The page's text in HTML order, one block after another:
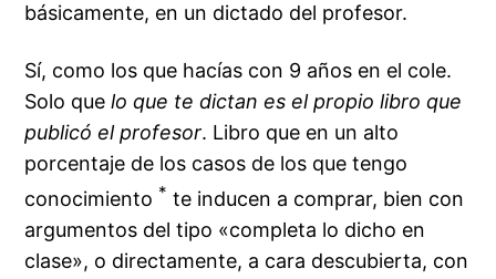
básicamente, en un dictado del profesor.
Sí, como los que hacías con 9 años en el cole.
Solo quelo que te dictan es el propio libro que
publicó el profesor. Libro que en un alto
porcentaje de los casos de los que tengo
conocimiento * te inducen a comprar, bien con
argumentos del tipo «completa lo dicho en
clase», o directamente, a cara descubierta, con